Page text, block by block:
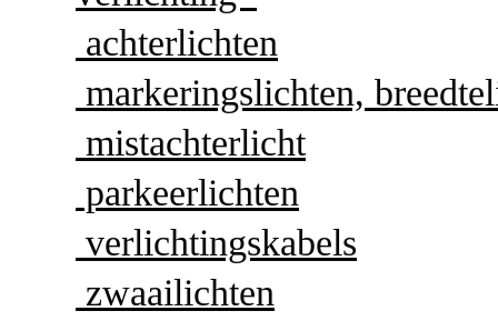
achterlichten
markeringslichten,
mistachterlicht
parkeerlichten
verlichtingskabels
zwaailichten